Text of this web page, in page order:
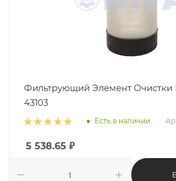
Фильтрующий Элемент Очистки
43103
Есть в наличии
5 538.65 ₽